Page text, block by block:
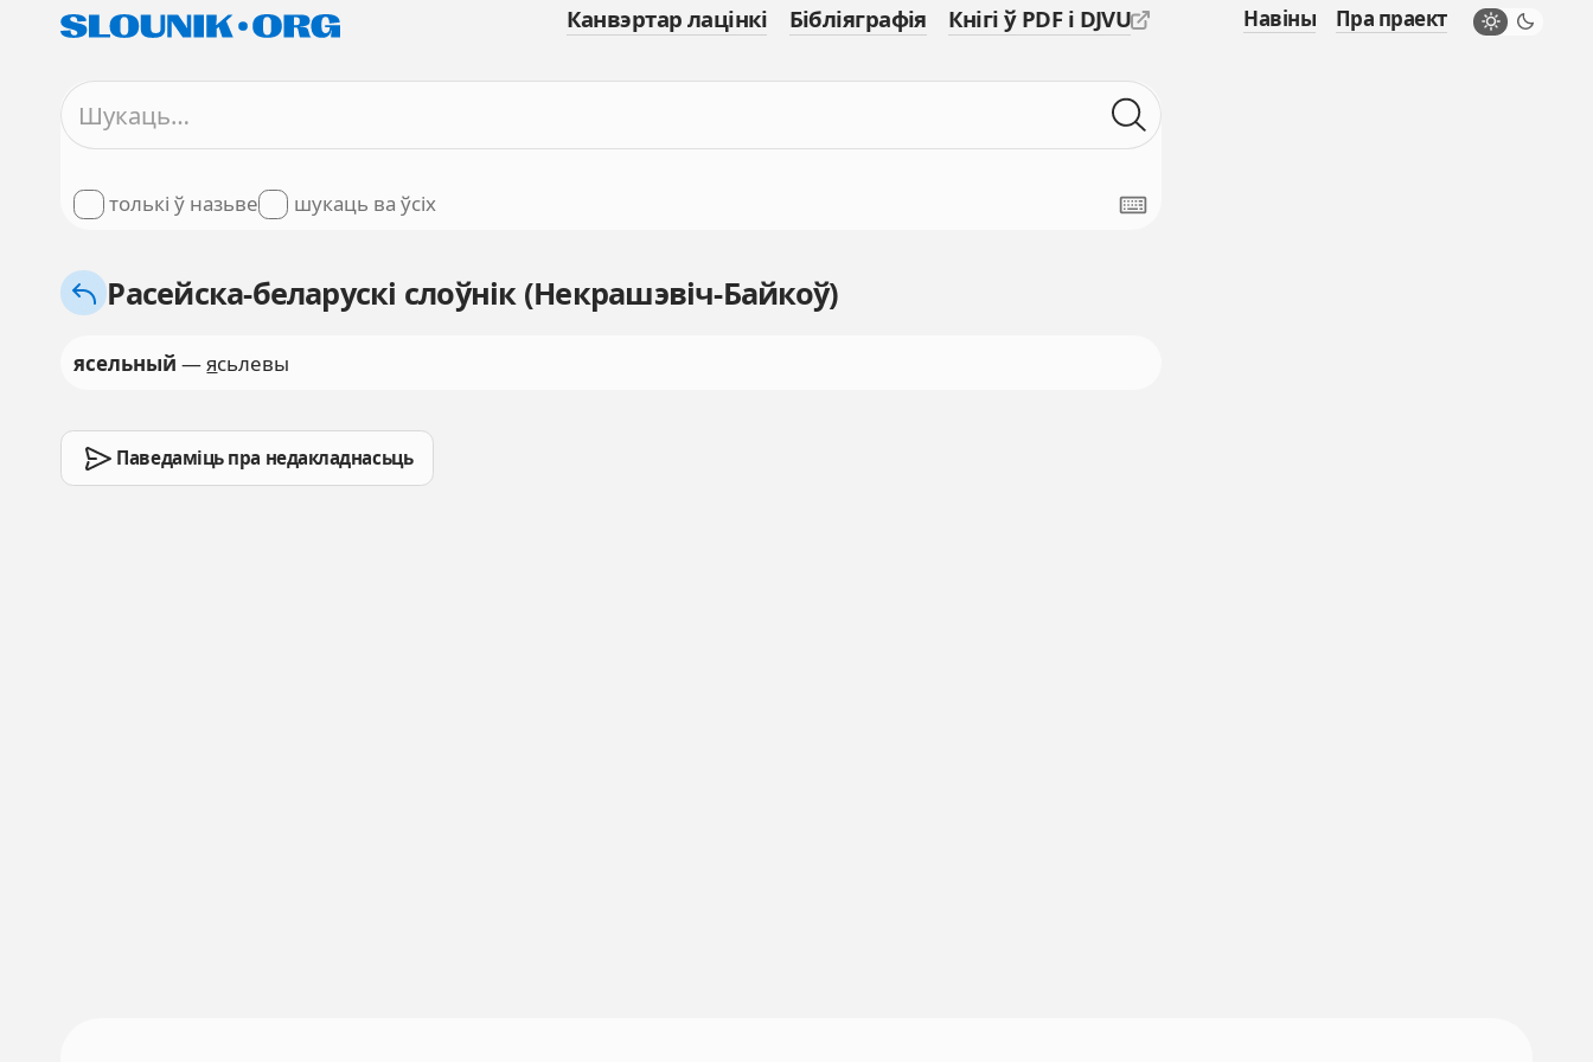
Канвэртар лацінкі Бібліяграфія Кнігі ў PDF і DJVU Навіны Пра праект
толькі ў назьве шукаць ва ўсіх
Расейска-беларускі слоўнік (Некрашэвіч-Байкоў)
ясельный —ясьлевы
Паведаміць пра недакладнасьць